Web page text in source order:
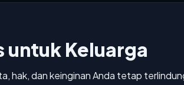
untuk Keluarga
hak, dan keinginan Anda tetap